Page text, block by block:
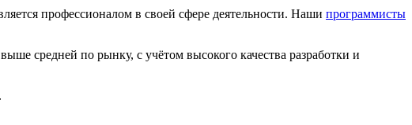
профессионалом в своей сфере деятельности. Наши программисты
средней по рынку, с учётом высокого качества разработки и